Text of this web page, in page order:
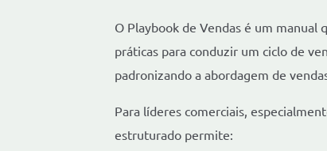
O Playbook de Vendas é um
práticas para conduzir um ciclo de
padronizando a abordagem de
Para líderes comerciais,
estruturado permite: